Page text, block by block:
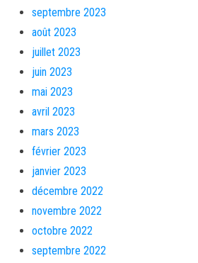
septembre 2023
août 2023
juillet 2023
juin 2023
mai 2023
avril 2023
mars 2023
février 2023
janvier 2023
décembre 2022
novembre 2022
octobre 2022
septembre 2022